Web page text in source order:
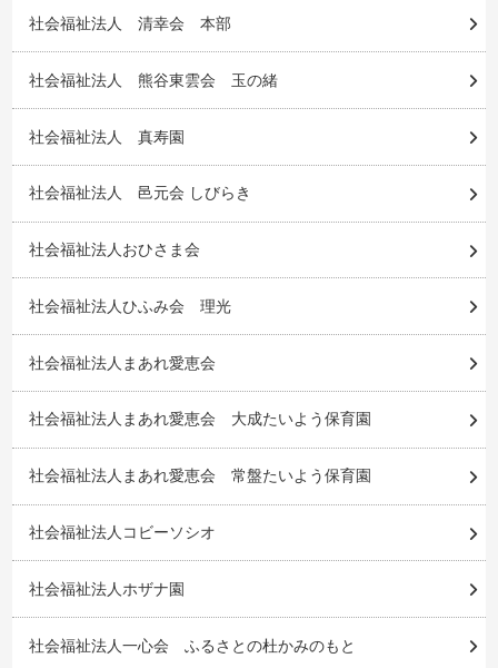
社会福祉法人 清幸会 本部
社会福祉法人 熊谷東雲会 玉の緒
社会福祉法人 真寿園
社会福祉法人 邑元会 しびらき
社会福祉法人おひさま会
社会福祉法人ひふみ会 理光
社会福祉法人まあれ愛恵会
社会福祉法人まあれ愛恵会 大成たいよう保育園
社会福祉法人まあれ愛恵会 常盤たいよう保育園
社会福祉法人コビーソシオ
社会福祉法人ホザナ園
社会福祉法人一心会 ふるさとの杜かみのもと